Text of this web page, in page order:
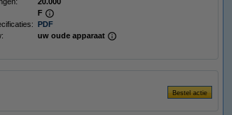
F
PDF
uw oude apparaat